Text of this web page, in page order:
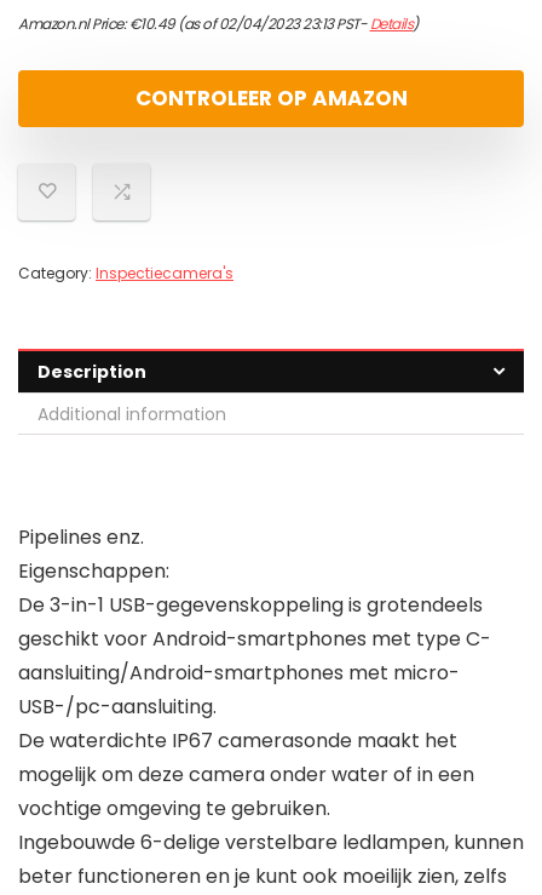
Amazon.nl Price:€10.49(as of 02/04/2023 23:13 PST-Details)
CONTROLEER OP AMAZON
Category: Inspectiecamera's
Description
Additional information
Pipelines enz.
Eigenschappen:
De 3-in-1 USB-gegevenskoppeling is grotendeels
geschikt voor Android-smartphones met type C-
aansluiting/Android-smartphones met micro-
USB-/pc-aansluiting.
De waterdichte IP67 camerasonde maakt het
mogelijk om deze camera onder water of in een
vochtige omgeving te gebruiken.
Ingebouwde 6-delige verstelbare ledlampen, kunnen
beter functioneren en je kunt ook moeilijk zien, zelfs